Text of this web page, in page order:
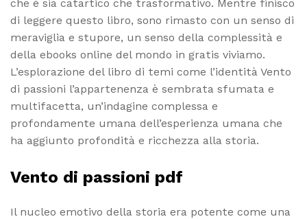
che è sia catartico che trasformativo. Mentre finisco
di leggere questo libro, sono rimasto con un senso di
meraviglia e stupore, un senso della complessità e
della ebooks online del mondo in gratis viviamo.
L’esplorazione del libro di temi come l’identità Vento
di passioni l’appartenenza è sembrata sfumata e
multifacetta, un’indagine complessa e
profondamente umana dell’esperienza umana che
ha aggiunto profondità e ricchezza alla storia.
Vento di passioni pdf
Il nucleo emotivo della storia era potente come una